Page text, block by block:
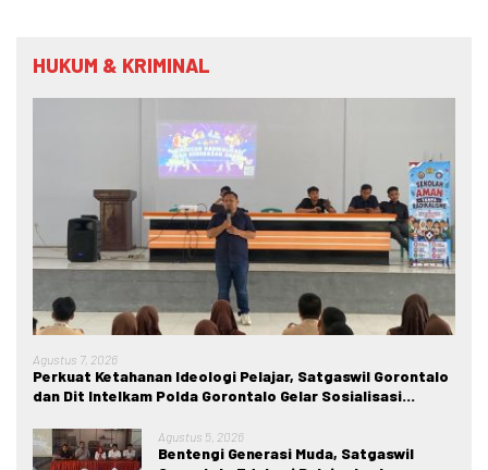
HUKUM & KRIMINAL
Agustus 7, 2026
Perkuat Ketahanan Ideologi Pelajar, Satgaswil Gorontalo
dan Dit Intelkam Polda Gorontalo Gelar Sosialisasi
Agustus 5, 2026
Bentengi Generasi Muda, Satgaswil